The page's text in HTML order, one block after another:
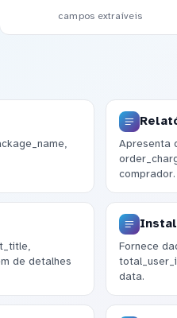
campos extraíveis
Apresenta
comprador.
de detalhes
Fornece
data.